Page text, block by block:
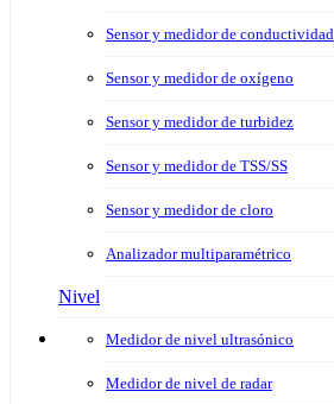
Sensor y medidor de conductividad
Sensor y medidor de oxígeno
Sensor y medidor de turbidez
Sensor y medidor de TSS/SS
Sensor y medidor de cloro
Analizador multiparamétrico
Nivel
Medidor de nivel ultrasónico
Medidor de nivel de radar